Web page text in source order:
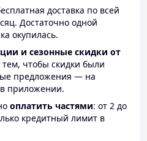
доставка по всей
Достаточно одной
окупилась.
и сезонные скидки от
чтобы скидки были
предложения — на
приложении.
оплатить частями: от 2 до
кредитный лимит в